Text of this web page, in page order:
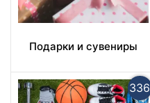
Подарки и сувениры
336